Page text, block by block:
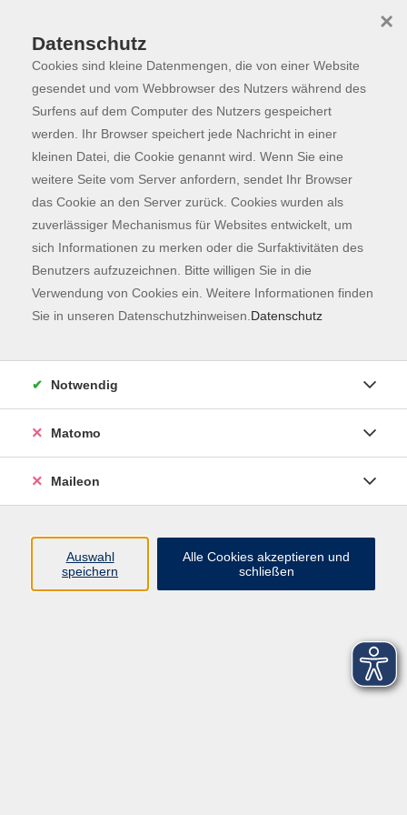
Skip to main content
Programm
Der Kurs konnte nicht gefunden werden.
Kontaktformular
Impressum
AGB
Datenschutzerklärung
Datenschutz
Cookies sind kleine Datenmengen, die von einer Website
gesendet und vom Webbrowser des Nutzers während des
Surfens auf dem Computer des Nutzers gespeichert
werden. Ihr Browser speichert jede Nachricht in einer
kleinen Datei, die Cookie genannt wird. Wenn Sie eine
weitere Seite vom Server anfordern, sendet Ihr Browser
das Cookie an den Server zurück. Cookies wurden als
zuverlässiger Mechanismus für Websites entwickelt, um
sich Informationen zu merken oder die Surfaktivitäten des
Benutzers aufzuzeichnen. Bitte willigen Sie in die
Verwendung von Cookies ein. Weitere Informationen finden
Sie in unseren Datenschutzhinweisen. Datenschutz
×
Notwendig
Matomo
Maileon
Auswahl
speichern
Alle Cookies akzeptieren und
schließen